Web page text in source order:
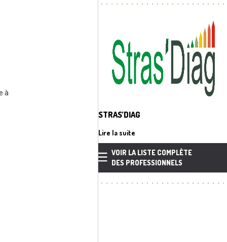
STRAS’DIAG
Lire la suite
VOIR LA LISTE COMPLÈTE
DES PROFESSIONNELS
à